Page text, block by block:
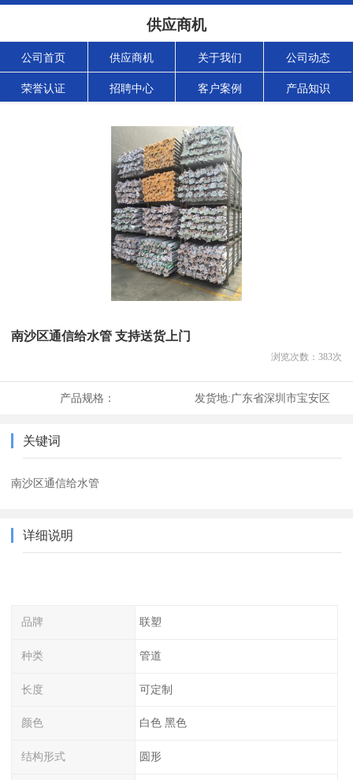
供应商机
公司首页 供应商机 关于我们 公司动态
荣誉认证 招聘中心 客户案例 产品知识
南沙区通信给水管 支持送货上门
浏览次数： 383次
产品规格： 发货地:广东省深圳市宝安区
关键词
南沙区通信给水管
详细说明
品牌 联塑
种类 管道
长度 可定制
颜色 白色 黑色
结构形式 圆形